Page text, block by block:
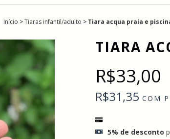
Início >Tiaras infantil/adulto > Tiara acqua praia e
TIARA
R$33,00
R$31,35 COM
5% de desconto